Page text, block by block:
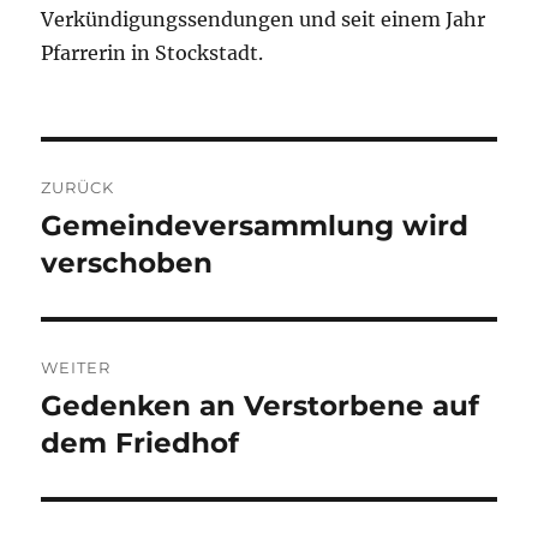
Verkündigungssendungen und seit einem Jahr
Pfarrerin in Stockstadt.
ZURÜCK
Vorheriger
Beitrag:
Gemeindeversammlung wird
verschoben
WEITER
Nächster
Beitrag:
Gedenken an Verstorbene auf
dem Friedhof